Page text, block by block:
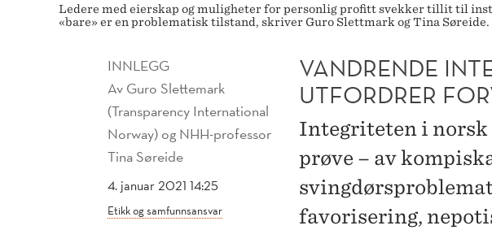
Ledere med eierskap og muligheter for personlig profitt svekker tillit til
«bare» er en problematisk tilstand, skriver Guro Slettmark og Tina
INNLEGG
Av Guro Slettemark
(Transparency International
Norway) og NHH-professor
Tina Søreide
4. januar 2021 14:25
Etikk og samfunnsansvar
VANDRENDE
UTFORDRER
Integriteten i
prøve – av
favorisering,